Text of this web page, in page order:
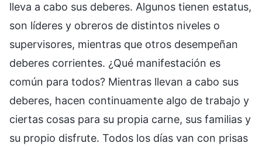
lleva a cabo sus deberes. Algunos tienen estatus,
son líderes y obreros de distintos niveles o
supervisores, mientras que otros desempeñan
deberes corrientes. ¿Qué manifestación es
común para todos? Mientras llevan a cabo sus
deberes, hacen continuamente algo de trabajo y
ciertas cosas para su propia carne, sus familias y
su propio disfrute. Todos los días van con prisas